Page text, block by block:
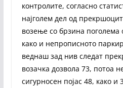
контролите, согласно
најголем дел од
возење со брзина поголема
како и непрописното
веднаш зад нив следат
возачка дозвола 73, потоа
сигурносен појас 48, како